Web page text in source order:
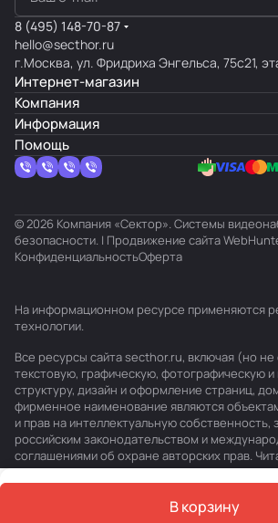
В корзину
8 (495) 148-70-87
hello@secthor.ru
г.Москва, ул. Фридриха Энгельса, 75с21,
Интернет-магазин
Компания
Информация
Помощь
© 2026 Компания «Сектор». Системы
безопасности. | Продвижение сайта
КонфиденциальностьОферта
На информационном ресурсе применяются
технологии.
Все ресурсы сайта secthor.ru, включая (но не
текстовую, графическую, фотографическую
структуру, дизайн и оформление страниц,
фирменное наименование являются
и прав на интеллектуальную
российским законодательством и
соглашениями об охране авторских прав.